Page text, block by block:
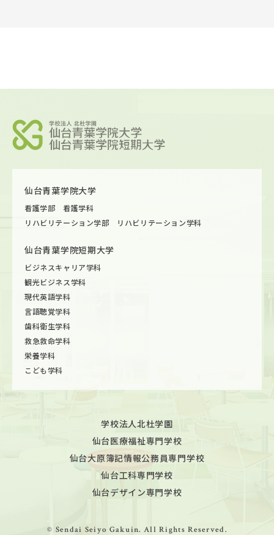
仙台青葉学院大学
看護学部 看護学科
リハビリテーション学部 リハビリテーション学科
仙台青葉学院短期大学
ビジネスキャリア学科
観光ビジネス学科
現代英語学科
言語聴覚学科
歯科衛生学科
救急救命学科
栄養学科
こども学科
学校法人北杜学園
仙台医療福祉専門学校
仙台大原簿記情報公務員専門学校
仙台工科専門学校
仙台デザイン専門学校
© Sendai Seiyo Gakuin. All Rights Reserved.